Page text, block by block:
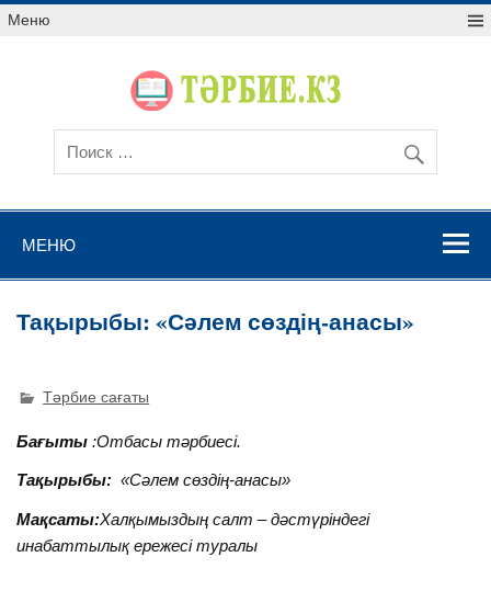
Меню
МЕНЮ
Тақырыбы: «Сәлем сөздің-анасы»
Тәрбие сағаты
Бағыты :Отбасы тәрбиесі.
Тақырыбы: «Сәлем сөздің-анасы»
Мақсаты:Халқымыздың салт – дәстүріндегі
инабаттылық ережесі туралы